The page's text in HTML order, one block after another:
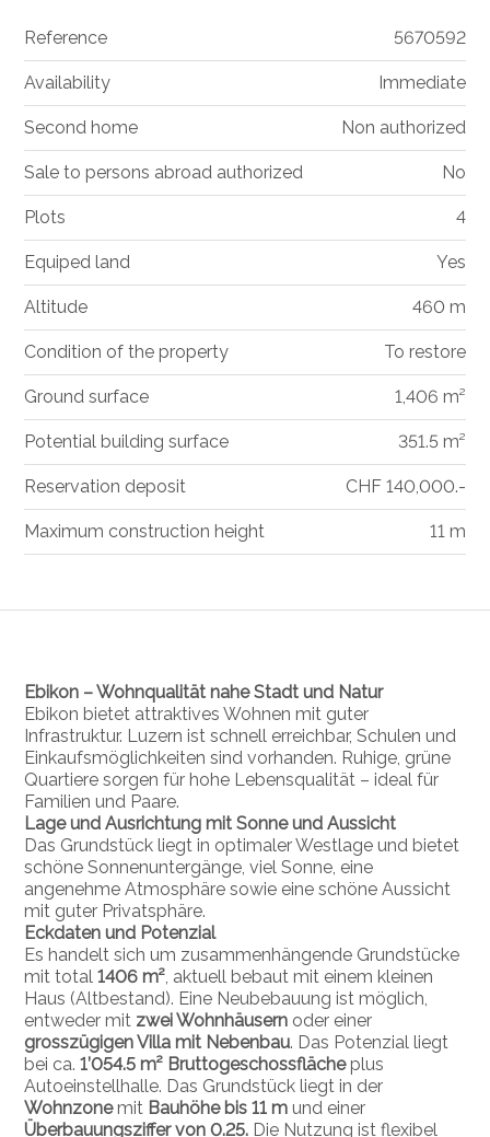
Ebikon – Wohnqualität nahe Stadt und Natur
Ebikon bietet attraktives Wohnen mit guter
Infrastruktur. Luzern ist schnell erreichbar, Schulen und
Einkaufsmöglichkeiten sind vorhanden. Ruhige, grüne
Quartiere sorgen für hohe Lebensqualität – ideal für
Familien und Paare.
Lage und Ausrichtung mit Sonne und Aussicht
Das Grundstück liegt in optimaler Westlage und bietet
schöne Sonnenuntergänge, viel Sonne, eine
angenehme Atmosphäre sowie eine schöne Aussicht
mit guter Privatsphäre.
Eckdaten und Potenzial
Es handelt sich um zusammenhängende Grundstücke
mit total1406 m², aktuell bebaut mit einem kleinen
Haus (Altbestand). Eine Neubebauung ist möglich,
entweder mit zwei Wohnhäusern oder einer
grosszügigen Villa mit Nebenbau. Das Potenzial liegt
bei ca.1’054.5 m² Bruttogeschossflächeplus
Autoeinstellhalle. Das Grundstück liegt in der
Wohnzonemit Bauhöhe bis 11 m und einer
Überbauungsziffer von 0.25. Die Nutzung ist flexibel
Reference 5670592
Availability Immediate
Second home Non authorized
Sale to persons abroad authorized No
Plots 4
Equiped land Yes
Altitude 460 m
Condition of the property To restore
Ground surface 1,406 m²
Potential building surface 351.5 m²
Reservation deposit CHF 140,000.-
Maximum construction height 11 m